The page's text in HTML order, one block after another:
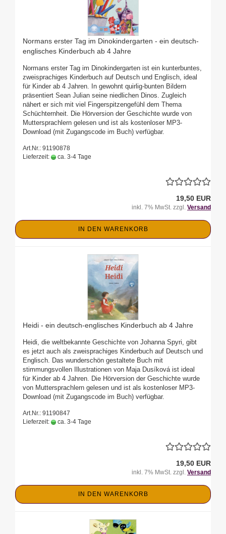
Normans erster Tag im Dinokindergarten - ein deutsch-
englisches Kinderbuch ab 4 Jahre
Normans erster Tag im Dinokindergarten ist ein kunterbuntes,
zweisprachiges Kinderbuch auf Deutsch und Englisch, ideal
für Kinder ab 4 Jahren. In gewohnt quirlig-bunten Bildern
präsentiert Sean Julian seine niedlichen Dinos. Zugleich
nähert er sich mit viel Fingerspitzengefühl dem Thema
Schüchternheit. Die Hörversion der Geschichte wurde von
Muttersprachlern gelesen und ist als kostenloser MP3-
Download (mit Zugangscode im Buch) verfügbar.
Art.Nr.: 91190878
Lieferzeit:
ca. 3-4 Tage
19,50 EUR
inkl. 7% MwSt. zzgl. Versand
IN DEN WARENKORB
Heidi - ein deutsch-englisches Kinderbuch ab 4 Jahre
Heidi, die weltbekannte Geschichte von Johanna Spyri, gibt
es jetzt auch als zweisprachiges Kinderbuch auf Deutsch und
Englisch. Das wunderschön gestaltete Buch mit
stimmungsvollen Illustrationen von Maja Dusíková ist ideal
für Kinder ab 4 Jahren. Die Hörversion der Geschichte wurde
von Muttersprachlern gelesen und ist als kostenloser MP3-
Download (mit Zugangscode im Buch) verfügbar.
Art.Nr.: 91190847
Lieferzeit:
ca. 3-4 Tage
19,50 EUR
inkl. 7% MwSt. zzgl. Versand
IN DEN WARENKORB